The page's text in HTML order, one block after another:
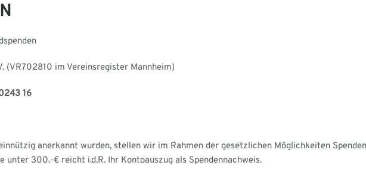
(VR702810 im Vereinsregister Mannheim)
16
anerkannt wurden, stellen wir im Rahmen der gesetzlichen Möglichkeiten
unter 300.-€ reicht i.d.R. Ihr Kontoauszug als Spendennachweis.